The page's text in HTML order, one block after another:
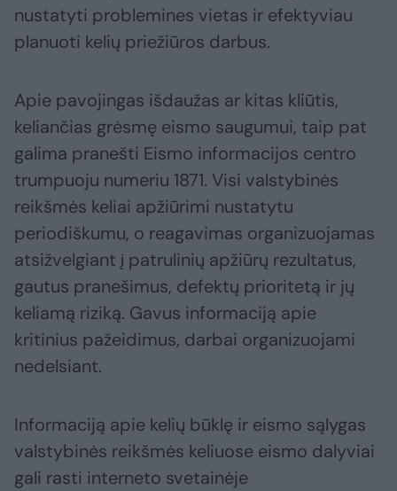
nustatyti problemines vietas ir efektyviau
planuoti kelių priežiūros darbus.
Apie pavojingas išdaužas ar kitas kliūtis,
keliančias grėsmę eismo saugumui, taip pat
galima pranešti Eismo informacijos centro
trumpuoju numeriu 1871. Visi valstybinės
reikšmės keliai apžiūrimi nustatytu
periodiškumu, o reagavimas organizuojamas
atsižvelgiant į patrulinių apžiūrų rezultatus,
gautus pranešimus, defektų prioritetą ir jų
keliamą riziką. Gavus informaciją apie
kritinius pažeidimus, darbai organizuojami
nedelsiant.
Informaciją apie kelių būklę ir eismo sąlygas
valstybinės reikšmės keliuose eismo dalyviai
gali rasti interneto svetainėje